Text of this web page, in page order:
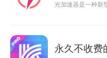
光加速器是一种新
永久不收费